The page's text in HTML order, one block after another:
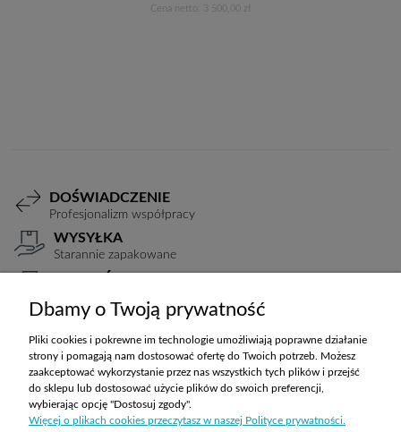
3 500,00 zł
DOŚWIADCZENIE
Profesjonalizm współpracy
WYSYŁKA
Starannie zapakowane
TRANSPORT
Koszty ustalane indywidualnie
ZAKUPY
Dbamy o Twoją prywatność
Pliki cookies i pokrewne im technologie umożliwiają poprawne działanie
strony i pomagają nam dostosować ofertę do Twoich potrzeb. Możesz
zaakceptować wykorzystanie przez nas wszystkich tych plików i przejść
do sklepu lub dostosować użycie plików do swoich preferencji,
wybierając opcję "Dostosuj zgody".
Więcej o plikach cookies przeczytasz w naszej Polityce prywatności.